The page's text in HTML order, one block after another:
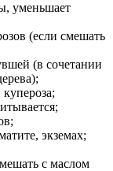
уменьшает
(если смешать
(в сочетании
экземах;
с маслом